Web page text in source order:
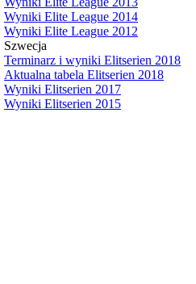
Wyniki Elite League 2014
Wyniki Elite League 2012
Szwecja
Terminarz i wyniki Elitserien 2018
Aktualna tabela Elitserien 2018
Wyniki Elitserien 2017
Wyniki Elitserien 2015